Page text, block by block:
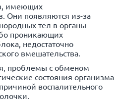
имеющих
Они появляются из-за
тел в органы
проникающих
недостаточно
вмешательства.
проблемы с обменом
состояния организма
воспалительного